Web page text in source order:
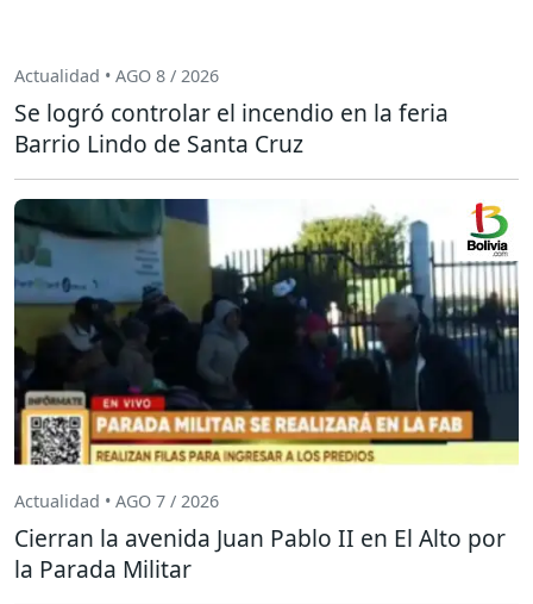
Actualidad • AGO 8 / 2026
Se logró controlar el incendio en la feria
Barrio Lindo de Santa Cruz
Actualidad • AGO 7 / 2026
Cierran la avenida Juan Pablo II en El Alto por
la Parada Militar